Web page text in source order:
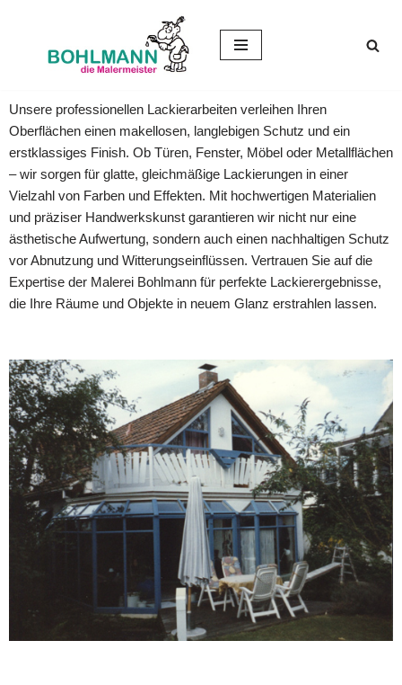
Unsere professionellen Lackierarbeiten verleihen Ihren
Oberflächen einen makellosen, langlebigen Schutz und ein
erstklassiges Finish. Ob Türen, Fenster, Möbel oder Metallflächen
– wir sorgen für glatte, gleichmäßige Lackierungen in einer
Vielzahl von Farben und Effekten. Mit hochwertigen Materialien
und präziser Handwerkskunst garantieren wir nicht nur eine
ästhetische Aufwertung, sondern auch einen nachhaltigen Schutz
vor Abnutzung und Witterungseinflüssen. Vertrauen Sie auf die
Expertise der Malerei Bohlmann für perfekte Lackierergebnisse,
die Ihre Räume und Objekte in neuem Glanz erstrahlen lassen.